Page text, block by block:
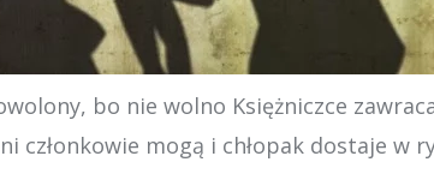
bo nie wolno Księżniczce
członkowie mogą i chłopak dostaje w